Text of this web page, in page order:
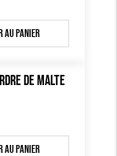
au panier
DE MALTE
au panier